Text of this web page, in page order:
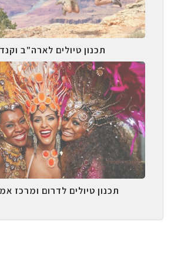
תכנון טיולים לארה"ב
תכנון טיולים לדרום ומרכז